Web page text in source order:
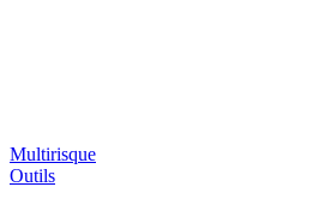
Multirisque
Outils